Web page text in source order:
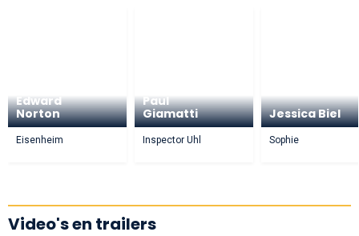
Edward
Norton
Eisenheim
Paul
Giamatti
Inspector Uhl
Jessica Biel
Sophie
Video's en trailers